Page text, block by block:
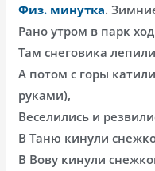
Физ. минутка.
Рано утром в парк
Там снеговика
А потом с горы
руками),
Веселились и
В Таню кинули
В Вову кинули